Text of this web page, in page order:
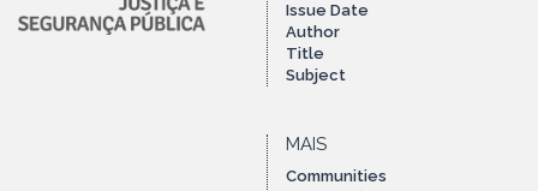
Issue Date
Author
Title
Subject
MAIS
Communities